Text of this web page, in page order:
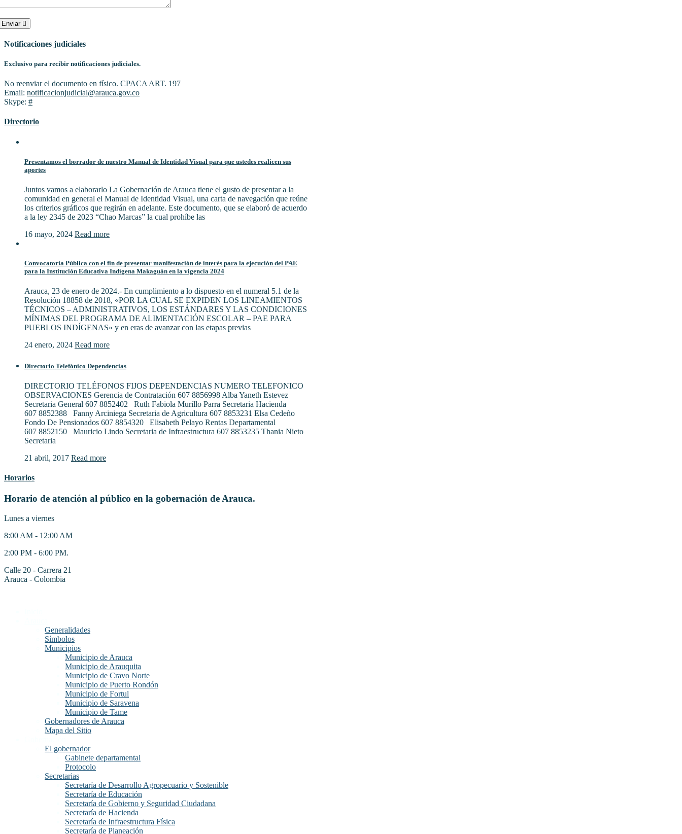
Enviar
Notificaciones judiciales
Exclusivo para recibir notificaciones judiciales.
No reenviar el documento en físico. CPACA ART. 197
Email: notificacionjudicial@arauca.gov.co
Skype: #
Directorio
Presentamos el borrador de nuestro Manual de Identidad Visual para que ustedes realicen sus
aportes
Juntos vamos a elaborarlo La Gobernación de Arauca tiene el gusto de presentar a la
comunidad en general el Manual de Identidad Visual, una carta de navegación que reúne
los criterios gráficos que regirán en adelante. Este documento, que se elaboró de acuerdo
a la ley 2345 de 2023 “Chao Marcas” la cual prohíbe las
16 mayo, 2024 Read more
Convocatoria Pública con el fin de presentar manifestación de interés para la ejecución del PAE
para la Institución Educativa Indígena Makaguán en la vigencia 2024
Arauca, 23 de enero de 2024.- En cumplimiento a lo dispuesto en el numeral 5.1 de la
Resolución 18858 de 2018, «POR LA CUAL SE EXPIDEN LOS LINEAMIENTOS
TÉCNICOS – ADMINISTRATIVOS, LOS ESTÁNDARES Y LAS CONDICIONES
MÍNIMAS DEL PROGRAMA DE ALIMENTACIÓN ESCOLAR – PAE PARA
PUEBLOS INDÍGENAS» y en eras de avanzar con las etapas previas
24 enero, 2024 Read more
Directorio Telefónico Dependencias
DIRECTORIO TELÉFONOS FIJOS DEPENDENCIAS NUMERO TELEFONICO
OBSERVACIONES Gerencia de Contratación 607 8856998 Alba Yaneth Estevez
Secretaria General 607 8852402 Ruth Fabiola Murillo Parra Secretaria Hacienda
607 8852388 Fanny Arciniega Secretaria de Agricultura 607 8853231 Elsa Cedeño
Fondo De Pensionados 607 8854320 Elisabeth Pelayo Rentas Departamental
607 8852150 Mauricio Lindo Secretaria de Infraestructura 607 8853235 Thania Nieto
Secretaria
21 abril, 2017 Read more
Horarios
Horario de atención al público en la gobernación de Arauca.
Lunes a viernes
8:00 AM - 12:00 AM
2:00 PM - 6:00 PM.
Calle 20 - Carrera 21
Arauca - Colombia
Generalidades
Símbolos
Municipios
Municipio de Arauca
Municipio de Arauquita
Municipio de Cravo Norte
Municipio de Puerto Rondón
Municipio de Fortul
Municipio de Saravena
Municipio de Tame
Gobernadores de Arauca
Mapa del Sitio
El gobernador
Gabinete departamental
Protocolo
Secretarias
Secretaría de Desarrollo Agropecuario y Sostenible
Secretaría de Educación
Secretaría de Gobierno y Seguridad Ciudadana
Secretaría de Hacienda
Secretaría de Infraestructura Física
Secretaría de Planeación